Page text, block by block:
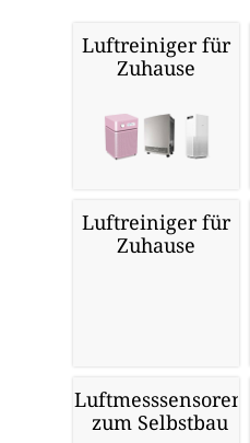
Luftreiniger für
Zuhause
Luftreiniger für
Zuhause
Luftmesssensoren
zum Selbstbau